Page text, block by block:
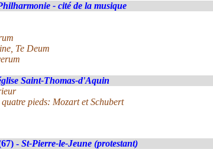
- cité de la musique
Te Deum
Saint-Thomas-d'Aquin
pieds: Mozart et Schubert
- St-Pierre-le-Jeune (protestant)